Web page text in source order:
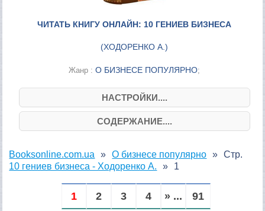
ЧИТАТЬ КНИГУ ОНЛАЙН: 10 ГЕНИЕВ БИЗНЕСА
(ХОДОРЕНКО А.)
Жанр :О БИЗНЕСЕ ПОПУЛЯРНО;
НАСТРОЙКИ....
СОДЕРЖАНИЕ....
Booksonline.com.ua
О бизнесе популярно
10 гениев бизнеса - Ходоренко А.
Стр.
1
1 2 3 4 » ... 91